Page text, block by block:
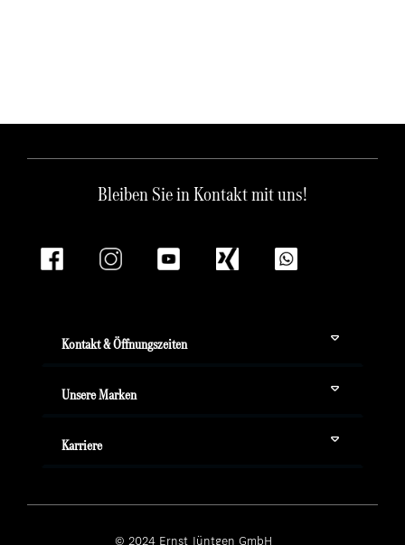
Bleiben Sie in Kontakt mit uns!
Kontakt & Öffnungszeiten
Unsere Marken
Karriere
© 2024 Ernst Jüntgen GmbH ­